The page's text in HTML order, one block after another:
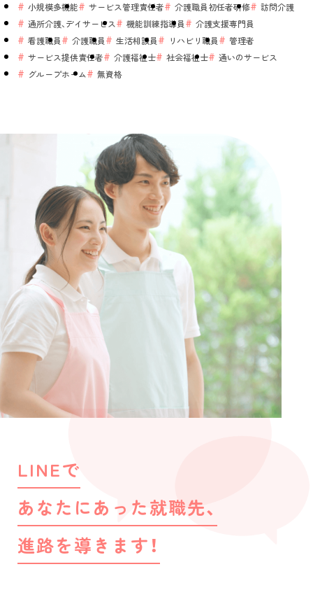
小規模多機能 サービス管理責任者 介護職員初任者研修
訪問介護
通所介護、デイサービス
機能訓練指導員
介護支援専門員
看護職員
介護職員 生活相談員 リハビリ職員
管理者
サービス提供責任者
介護福祉士 社会福祉士
通いのサービス
グループホーム
無資格
LINEで
あなたにあった就職先、
進路を導きます！